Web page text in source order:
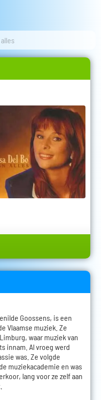
Goossens, is een
Vlaamse muziek. Ze
waar muziek van
innam. Al vroeg werd
was. Ze volgde
muziekacademie en was
lang voor ze zelf aan